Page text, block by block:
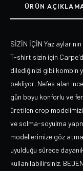
ÜRÜN
SİZİN İÇİN Yaz
T-shirt sizin için
dilediğinizi gibi kombin
bekliyor. Nefes alan
gün boyu konforlu ve
üretilen crop
ve solma-soyulma
modellerimize göz
uyulduğu sürece
kullanılabilirsiniz.